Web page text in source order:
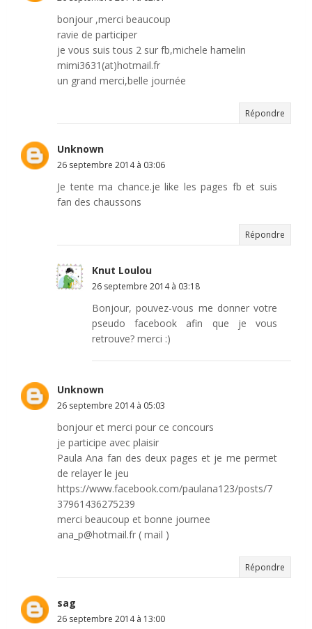
bonjour ,merci beaucoup
ravie de participer
je vous suis tous 2 sur fb,michele hamelin
mimi3631(at)hotmail.fr
un grand merci,belle journée
Répondre
Unknown
26 septembre 2014 à 03:06
Je tente ma chance.je like les pages fb et suis
fan des chaussons
Répondre
Knut Loulou
26 septembre 2014 à 03:18
Bonjour, pouvez-vous me donner votre
pseudo facebook afin que je vous
retrouve? merci :)
Unknown
26 septembre 2014 à 05:03
bonjour et merci pour ce concours
je participe avec plaisir
Paula Ana fan des deux pages et je me permet
de relayer le jeu
https://www.facebook.com/paulana123/posts/7
37961436275239
merci beaucoup et bonne journee
ana_p@hotmail.fr ( mail )
Répondre
sag
26 septembre 2014 à 13:00